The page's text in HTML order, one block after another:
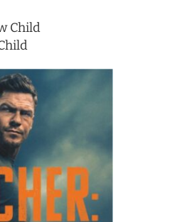
Child